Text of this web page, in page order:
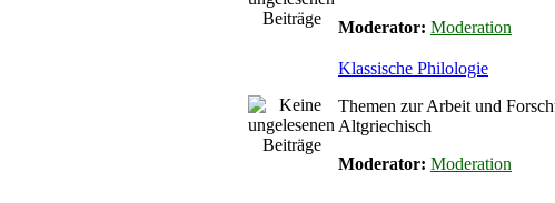
Moderator: Moderation
Klassische Philologie
Themen zur Arbeit und
Altgriechisch
Moderator: Moderation